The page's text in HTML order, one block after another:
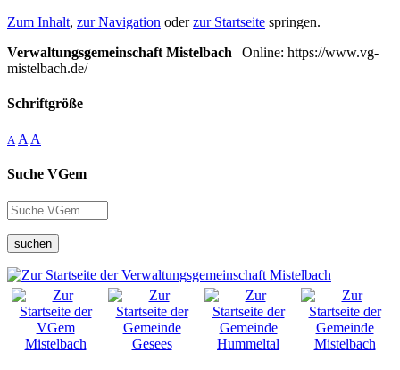
Zum Inhalt, zur Navigation oderzur Startseite springen.
Verwaltungsgemeinschaft Mistelbach | Online: https://www.vg-
mistelbach.de/
Schriftgröße
A A A
Suche VGem
suchen